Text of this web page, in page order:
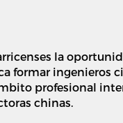
la
formar ingenieros
profesional
chinas.